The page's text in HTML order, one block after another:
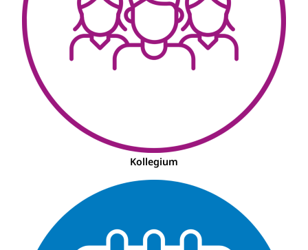
Kollegium